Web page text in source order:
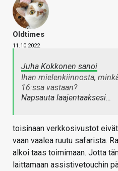
Oldtimes
11.10.2022
Juha Kokkonen sanoi
Ihan mielenkiinnosta,
16:ssa vastaan?
Napsauta laajentaaksesi…
toisinaan verkkosivustot
vaan vaalea ruutu safarista.
alkoi taas toimimaan. Jotta
laittamaan assistivetouchin